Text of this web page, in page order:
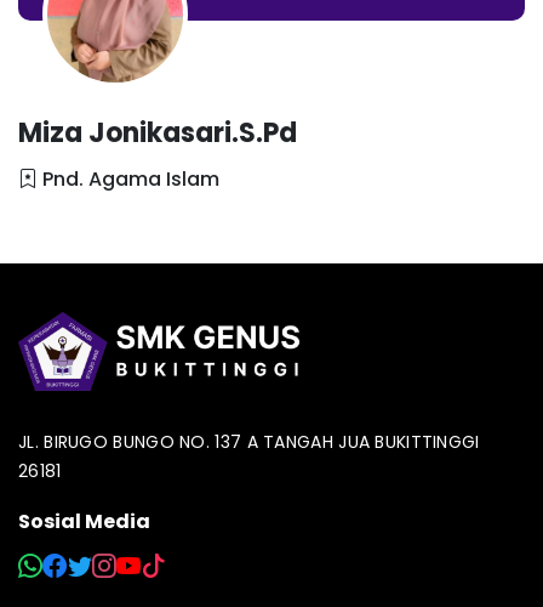
Miza Jonikasari.S.Pd
Pnd. Agama Islam
JL. BIRUGO BUNGO NO. 137 A TANGAH JUA BUKITTINGGI
26181
Sosial Media